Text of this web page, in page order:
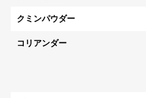
クミンパウダー
コリアンダー